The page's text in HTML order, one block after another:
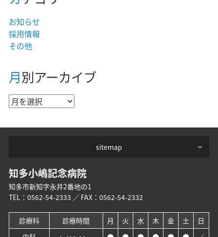
お知らせ
採用情報
その他
月別アーカイブ
sitemap
知多小嶋記念病院
知多市新知字永井2番地の1
TEL： 0562-54-2333 ／ FAX：0562-54-2332
診療科 診療時間 月 火 水 木 金 土
日